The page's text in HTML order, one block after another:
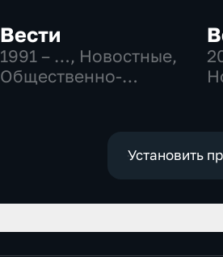
Вести
1991 – …, Новостные,
Общественно-
Установить